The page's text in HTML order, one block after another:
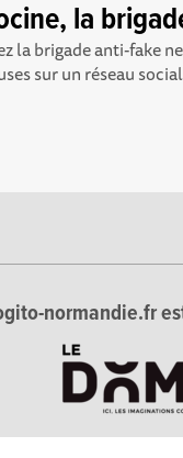
en
la
la brigade anti-fake
sur un réseau
normandie.fr